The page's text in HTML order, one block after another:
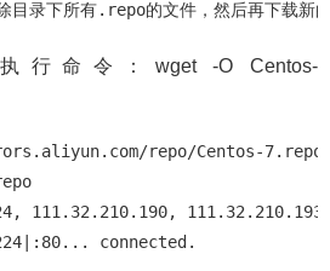
录下所有.repo的文件，然后再下载新的
命令：wget -O Centos-
repo/Centos-7.repo
111.32.210.190,
connected.